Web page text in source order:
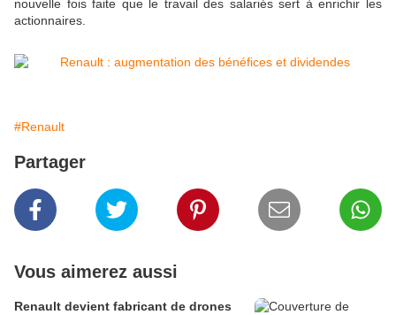
nouvelle fois faite que le travail des salariés sert à enrichir les
actionnaires.
#Renault
Partager
Vous aimerez aussi
Renault devient fabricant de drones